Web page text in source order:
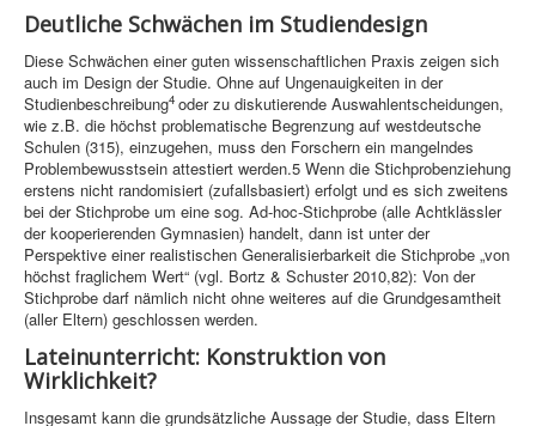
Deutliche Schwächen im Studiendesign
Diese Schwächen einer guten wissenschaftlichen Praxis zeigen sich
auch im Design der Studie. Ohne auf Ungenauigkeiten in der
Studienbeschreibung4 oder zu diskutierende Auswahlentscheidungen,
wie z.B. die höchst problematische Begrenzung auf westdeutsche
Schulen (315), einzugehen, muss den Forschern ein mangelndes
Problembewusstsein attestiert werden.5 Wenn die Stichprobenziehung
erstens nicht randomisiert (zufallsbasiert) erfolgt und es sich zweitens
bei der Stichprobe um eine sog. Ad-hoc-Stichprobe (alle Achtklässler
der kooperierenden Gymnasien) handelt, dann ist unter der
Perspektive einer realistischen Generalisierbarkeit die Stichprobe „von
höchst fraglichem Wert“ (vgl. Bortz & Schuster 2010,82): Von der
Stichprobe darf nämlich nicht ohne weiteres auf die Grundgesamtheit
(aller Eltern) geschlossen werden.
Lateinunterricht: Konstruktion von
Wirklichkeit?
Insgesamt kann die grundsätzliche Aussage der Studie, dass Eltern